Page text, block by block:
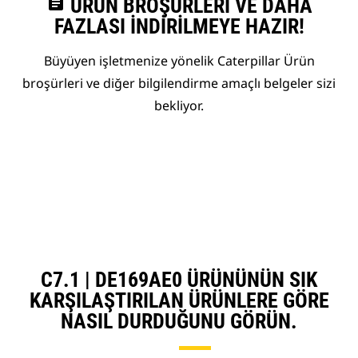
ÜRÜN BROŞÜRLERI VE DAHA
FAZLASI İNDIRILMEYE HAZIR!
Büyüyen işletmenize yönelik Caterpillar Ürün
broşürleri ve diğer bilgilendirme amaçlı belgeler sizi
bekliyor.
C7.1 | DE169AE0 ÜRÜNÜNÜN SIK
KARŞILAŞTIRILAN ÜRÜNLERE GÖRE
NASIL DURDUĞUNU GÖRÜN.